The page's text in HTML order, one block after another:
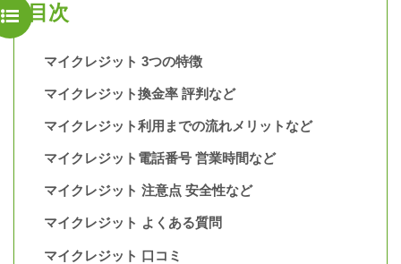
目次
マイクレジット 3つの特徴
マイクレジット換金率 評判など
マイクレジット利用までの流れメリットなど
マイクレジット電話番号 営業時間など
マイクレジット 注意点 安全性など
マイクレジット よくある質問
マイクレジット 口コミ